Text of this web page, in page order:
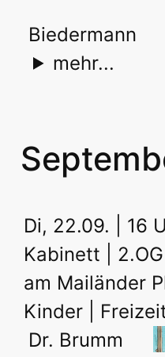
Biedermann
mehr...
Di, 22.09. | 16
Kabinett |
am Mailänder
Kinder |
Dr. Brumm